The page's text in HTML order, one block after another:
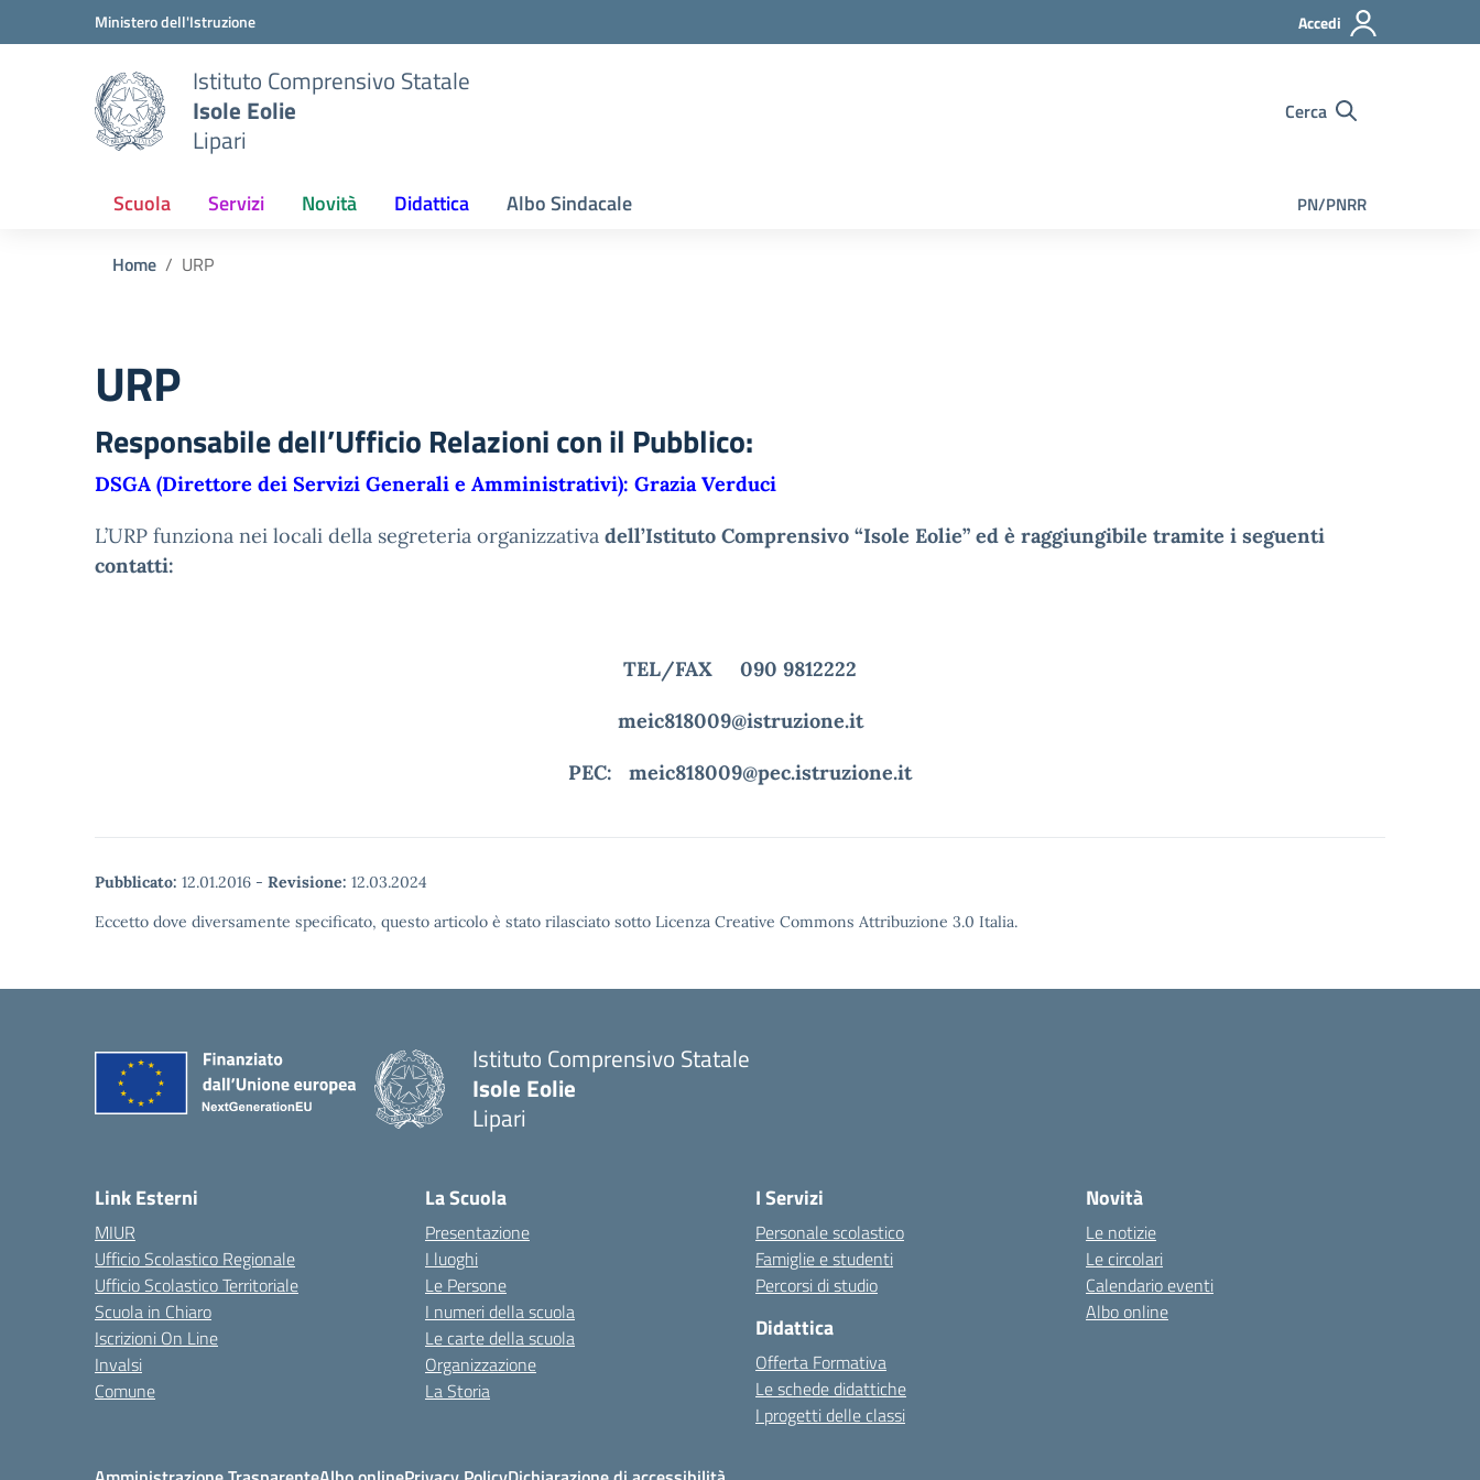
Vai ai contenuti
Vai al menu di navigazione
Ministero dell'Istruzione Accedi
Istituto Comprensivo Statale
Isole Eolie
Lipari
Cerca
Scuola Servizi Novità Didattica Albo Sindacale PN/PNRR
Home URP
URP
Responsabile dell’Ufficio Relazioni con il Pubblico:
DSGA (Direttore dei Servizi Generali e Amministrativi): Grazia Verduci
L’URP funziona nei locali della segreteria organizzativa dell’Istituto Comprensivo “Isole Eolie” ed è raggiungibile tramite i seguenti
contatti:
TEL/FAX 090 9812222
meic818009@istruzione.it
PEC: meic818009@pec.istruzione.it
Pubblicato: 12.01.2016 - Revisione: 12.03.2024
Eccetto dove diversamente specificato, questo articolo è stato rilasciato sotto Licenza Creative Commons Attribuzione 3.0 Italia.
Istituto Comprensivo Statale
Isole Eolie
Lipari
Link Esterni
MIUR
Ufficio Scolastico Regionale
Ufficio Scolastico Territoriale
Scuola in Chiaro
Iscrizioni On Line
Invalsi
Comune
La Scuola
Presentazione
I luoghi
Le Persone
I numeri della scuola
Le carte della scuola
Organizzazione
La Storia
I Servizi
Personale scolastico
Famiglie e studenti
Percorsi di studio
Didattica
Offerta Formativa
Le schede didattiche
I progetti delle classi
Novità
Le notizie
Le circolari
Calendario eventi
Albo online